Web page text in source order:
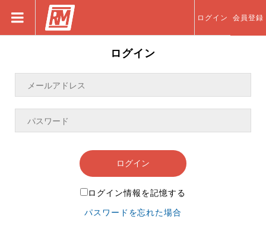
ログイン 会員登録
ログイン
ログイン
ログイン情報を記憶する
パスワードを忘れた場合